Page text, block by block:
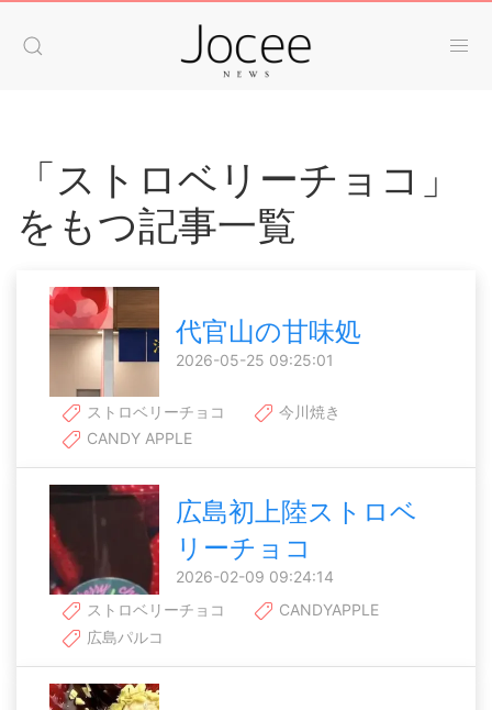
「ストロベリーチョコ」
をもつ記事一覧
代官山の甘味処
2026-05-25 09:25:01
ストロベリーチョコ
今川焼き
CANDY APPLE
広島初上陸ストロベ
リーチョコ
2026-02-09 09:24:14
ストロベリーチョコ
CANDYAPPLE
広島パルコ